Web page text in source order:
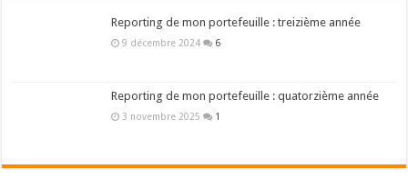
Reporting de mon portefeuille : treizième année
9 décembre 2024 6
Reporting de mon portefeuille : quatorzième année
3 novembre 2025 1